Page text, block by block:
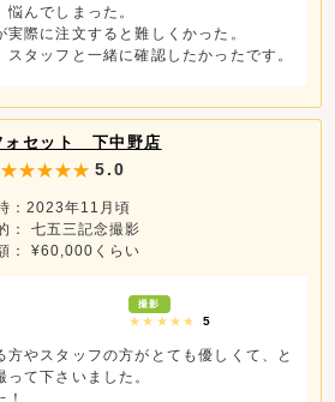
んでしまった。
際に注文すると難しくかった。
タッフと一緒に確認したかったです。
ォセット 下中野店
5.0
：2023年11月頃
： 七五三記念撮影
： ¥60,000くらい
撮影
★★★★★ 5
方やスタッフの方がとても優しくて、と
て下さいました。